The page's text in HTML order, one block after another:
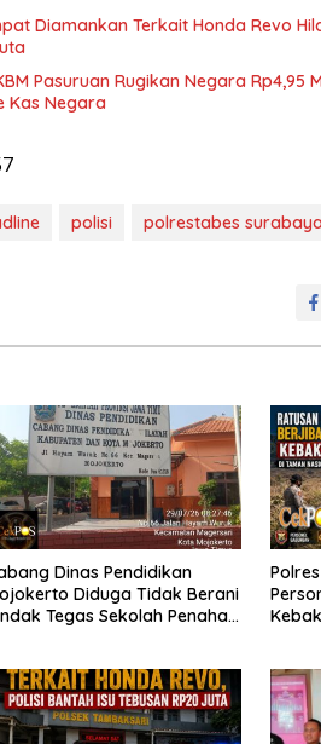
Diamankan Terkait Honda Revo
Pasuruan Rugikan Negara Rp4,95
Kas Negara
polisi polrestabes surabaya
Dinas Pendidikan
Diduga Tidak Berani
Tegas Sekolah Penahan